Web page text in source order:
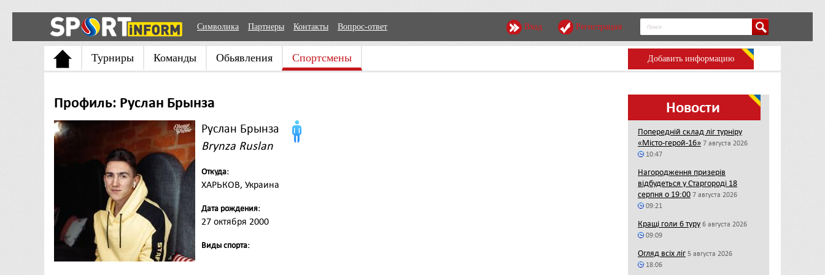
Символика Партнеры Контакты Вопрос-ответ Вход Регистрация
Турниры Команды Обьявления Спортсмены Добавить информацию
Профиль: Руслан Брынза
Руслан Брынза
Brynza Ruslan
Откуда:
ХАРЬКОВ, Украина
Дата рождения:
27 октября 2000
Виды спорта:
Новости
Попередній склад ліг турніру
«Місто-герой-16» 7 августа 2026
10:47
Нагородження призерів
відбудеться у Старгороді 18
серпня о 19:00 7 августа 2026
09:21
Кращі голи 6 туру 6 августа 2026
09:09
Огляд всіх ліг 5 августа 2026
18:06